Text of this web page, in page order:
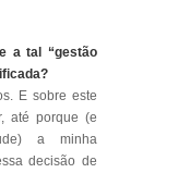
a tal “gestão
E sobre este
até porque (e
a minha
decisão de